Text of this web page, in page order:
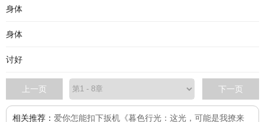
身体
身体
讨好
上一页 下一页
相关推荐： 爱你怎能扣下扳机 《暮色行光：这光，可能是我撩来